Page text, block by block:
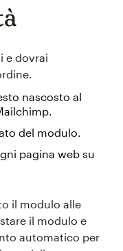
e dovrai
nascosto al
del modulo.
pagina web su
il modulo alle
il modulo e
automatico per